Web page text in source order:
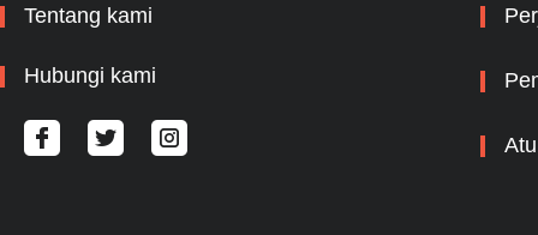
Tentang kami
Hubungi kami